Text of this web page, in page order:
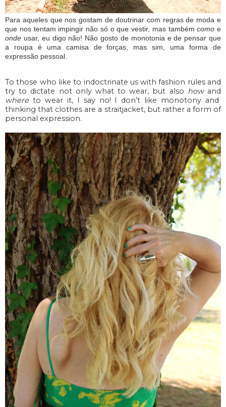
Para aqueles que nos gostam de doutrinar com regras de moda e
que nos tentam impingir não só o que vestir, mas tambémcomo e
onde usar, eu digo não! Não gosto de monotonia e de pensar que
a roupa é uma camisa de forças, mas sim, uma forma de
expressão pessoal.
To those who like to indoctrinate us with fashion rules and
try to dictate not only what to wear, but also how and
where to wear it, I say no! I don't like monotony and
thinking that clothes are a straitjacket, but rather a form of
personal expression.